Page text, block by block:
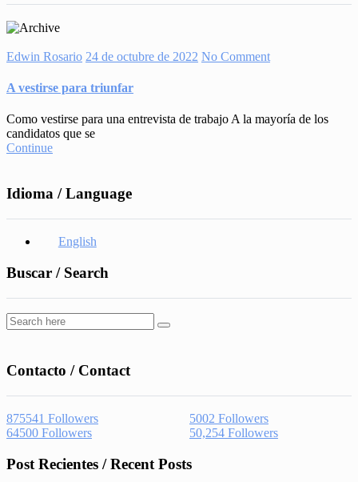
Edwin Rosario 24 de octubre de 2022 No Comment
A vestirse para triunfar
Como vestirse para una entrevista de trabajo A la mayoría de los
candidatos que se
Continue
Idioma / Language
English
Buscar / Search
Contacto / Contact
875541 Followers 5002 Followers
64500 Followers 50,254 Followers
Post Recientes / Recent Posts